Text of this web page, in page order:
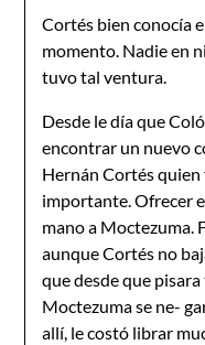
Cortés bien conocía
momento. Nadie en
tuvo tal ventura.
Desde le día que
encontrar un nuevo
Hernán Cortés quien
importante. Ofrecer
mano a Moctezuma.
aunque Cortés no
que desde que
Moctezuma se ne-
allí, le costó librar